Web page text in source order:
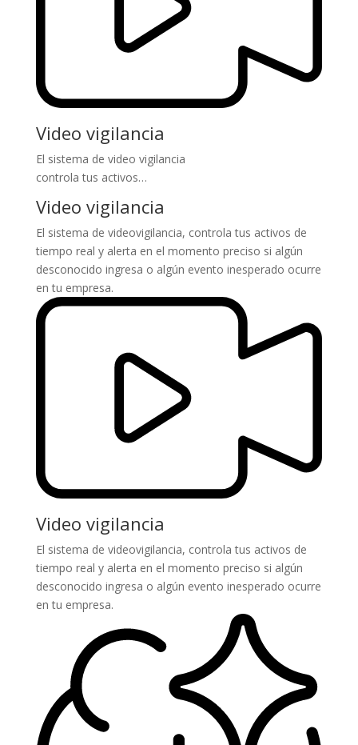
Video vigilancia
El sistema de video vigilancia
controla tus activos…
Video vigilancia
El sistema de videovigilancia, controla tus activos de
tiempo real y alerta en el momento preciso si algún
desconocido ingresa o algún evento inesperado ocurre
en tu empresa.
Video vigilancia
El sistema de videovigilancia, controla tus activos de
tiempo real y alerta en el momento preciso si algún
desconocido ingresa o algún evento inesperado ocurre
en tu empresa.